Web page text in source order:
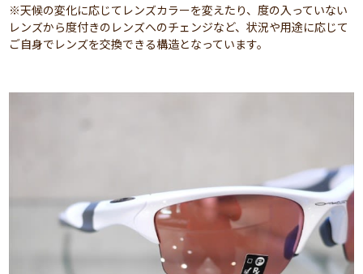
※天候の変化に応じてレンズカラーを変えたり、度の入っていない
レンズから度付きのレンズへのチェンジなど、状況や用途に応じて
ご自身でレンズを交換できる構造となっています。